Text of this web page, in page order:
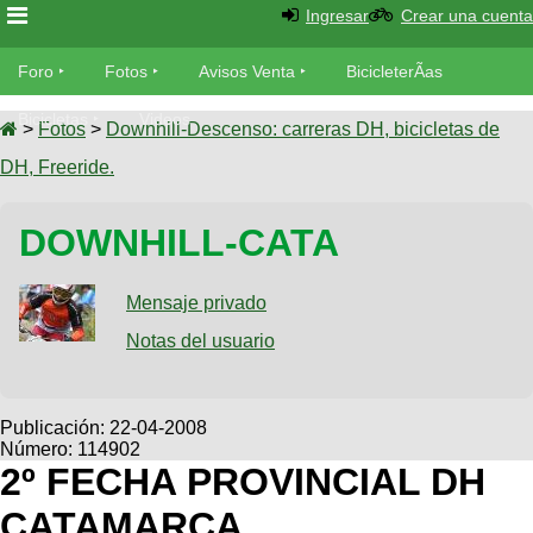
Foro
Foro
TÃ©cnica
Fotos
tu foto
Galeria
XC
Viajes
Descenso
SUBÃ
tu
Buscar
Ultimos
Fotos
BicicleterÃ­
as
Bicicletas
Tandem
Videos
Cicloturismo
Ingresar Crear una cuenta
Foro Fotos Avisos Venta BicicleterÃ­as
Bicicletas Videos
> Fotos > Downhill-Descenso: carreras DH, bicicletas de
DH, Freeride.
DOWNHILL-CATA
Mensaje privado
Notas del usuario
Publicación: 22-04-2008
Número: 114902
2º FECHA PROVINCIAL DH